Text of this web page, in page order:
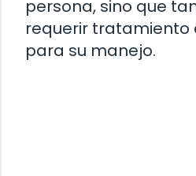
persona, sino que
requerir tratamiento
para su manejo.